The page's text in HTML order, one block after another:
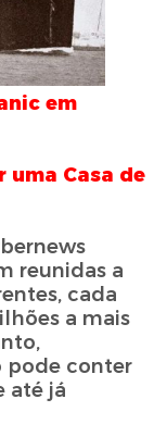
em
uma Casa de
reunidas a
cada
a mais
pode conter
até já